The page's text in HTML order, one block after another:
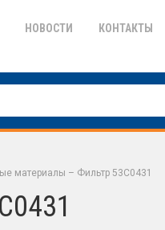
НОВОСТИ КОНТАКТЫ
материалы – Фильтр 53C0431